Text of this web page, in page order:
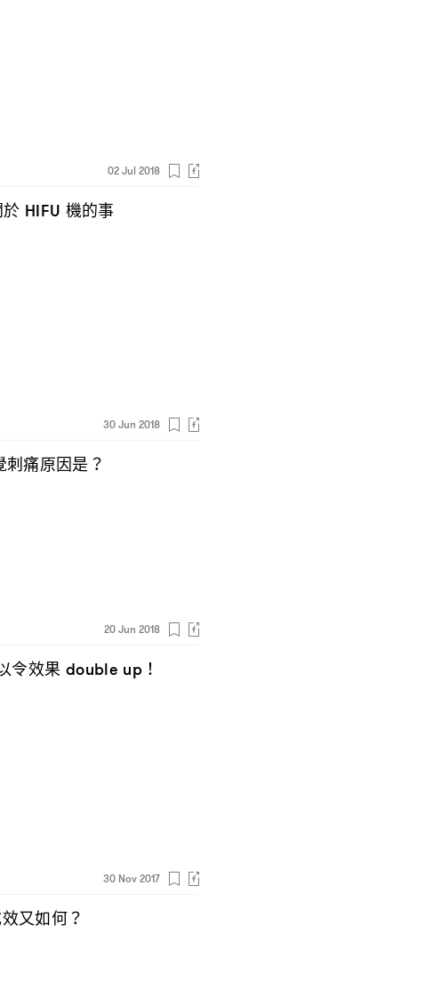
02 Jul 2018
HIFU 機的事
30 Jun 2018
刺痛原因是 ？
20 Jun 2018
令效果 double up！
30 Nov 2017
又如何？